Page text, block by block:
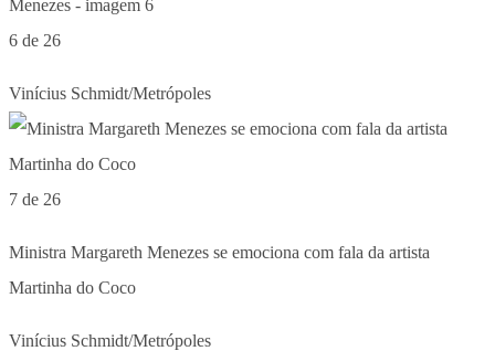
6 de 26
Vinícius Schmidt/Metrópoles
7 de 26
Ministra Margareth Menezes se emociona com fala da artista
Martinha do Coco
Vinícius Schmidt/Metrópoles